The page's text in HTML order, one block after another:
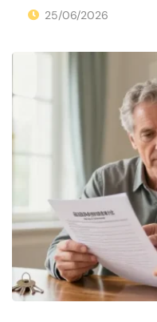
25/06/2026